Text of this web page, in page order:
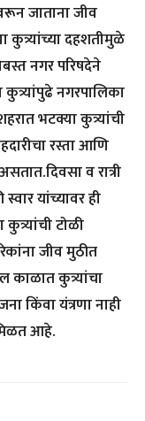
जाताना जीव
दहशतीमुळे
नगर परिषदेने
नगरपालिका
भटक्या कुत्र्यांची
रस्ता आणि
व रात्री
यांच्यावर ही
टोळी
जीव मुठीत
कुत्र्यांचा
किंवा यंत्रणा नाही
आहे.